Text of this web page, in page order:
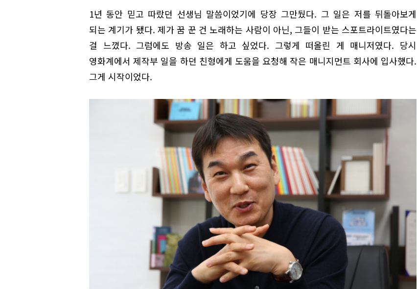
1년 동안 믿고 따랐던 선생님 말씀이었기에 당장 그만뒀다. 그 일은 저를 뒤돌아보게
되는 계기가 됐다. 제가 꿈 꾼 건 노래하는 사람이 아닌, 그들이 받는 스포트라이트였다는
걸 느꼈다. 그럼에도 방송 일은 하고 싶었다. 그렇게 떠올린 게 매니저였다. 당시
영화계에서 제작부 일을 하던 친형에게 도움을 요청해 작은 매니지먼트 회사에 입사했다.
그게 시작이었다.